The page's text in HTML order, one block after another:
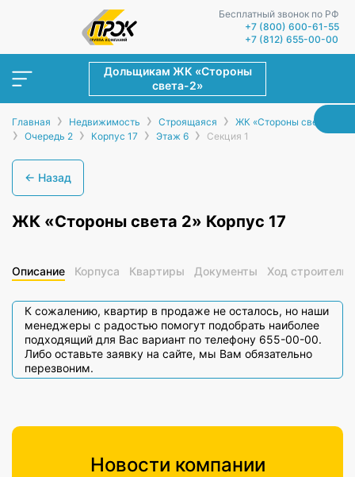
Бесплатный звонок по РФ
+7 (800) 600-61-55
+7 (812) 655-00-00
Дольщикам ЖК «Стороны
света-2»
Главная › Недвижимость › Строящаяся › ЖК «Стороны света-2»
› Очередь 2 › Корпус 17 › Этаж 6 › Секция 1
← Назад
ЖК «Стороны света 2» Корпус 17
Описание Корпуса Квартиры Документы Ход
К сожалению, квартир в продаже не осталось, но наши
менеджеры с радостью помогут подобрать наиболее
подходящий для Вас вариант по телефону 655-00-00.
Либо оставьте заявку на сайте, мы Вам обязательно
перезвоним.
Новости компании